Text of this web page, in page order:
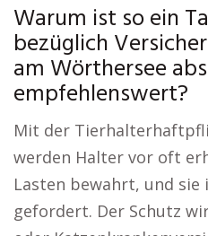
Warum ist so ein
bezüglich
am Wörthersee
empfehlenswert?
Mit der
werden Halter vor oft
Lasten bewahrt, und
gefordert. Der Schutz